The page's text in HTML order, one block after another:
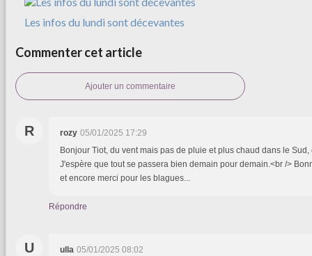
Les infos du lundi sont décevantes
Commenter cet article
Ajouter un commentaire
R rozy 05/01/2025 17:29
Bonjour Tiot, du vent mais pas de pluie et plus chaud dans le Sud,
J'espère que tout se passera bien demain pour demain.<br />
et encore merci pour les blagues...
Répondre
U ulla 05/01/2025 08:02